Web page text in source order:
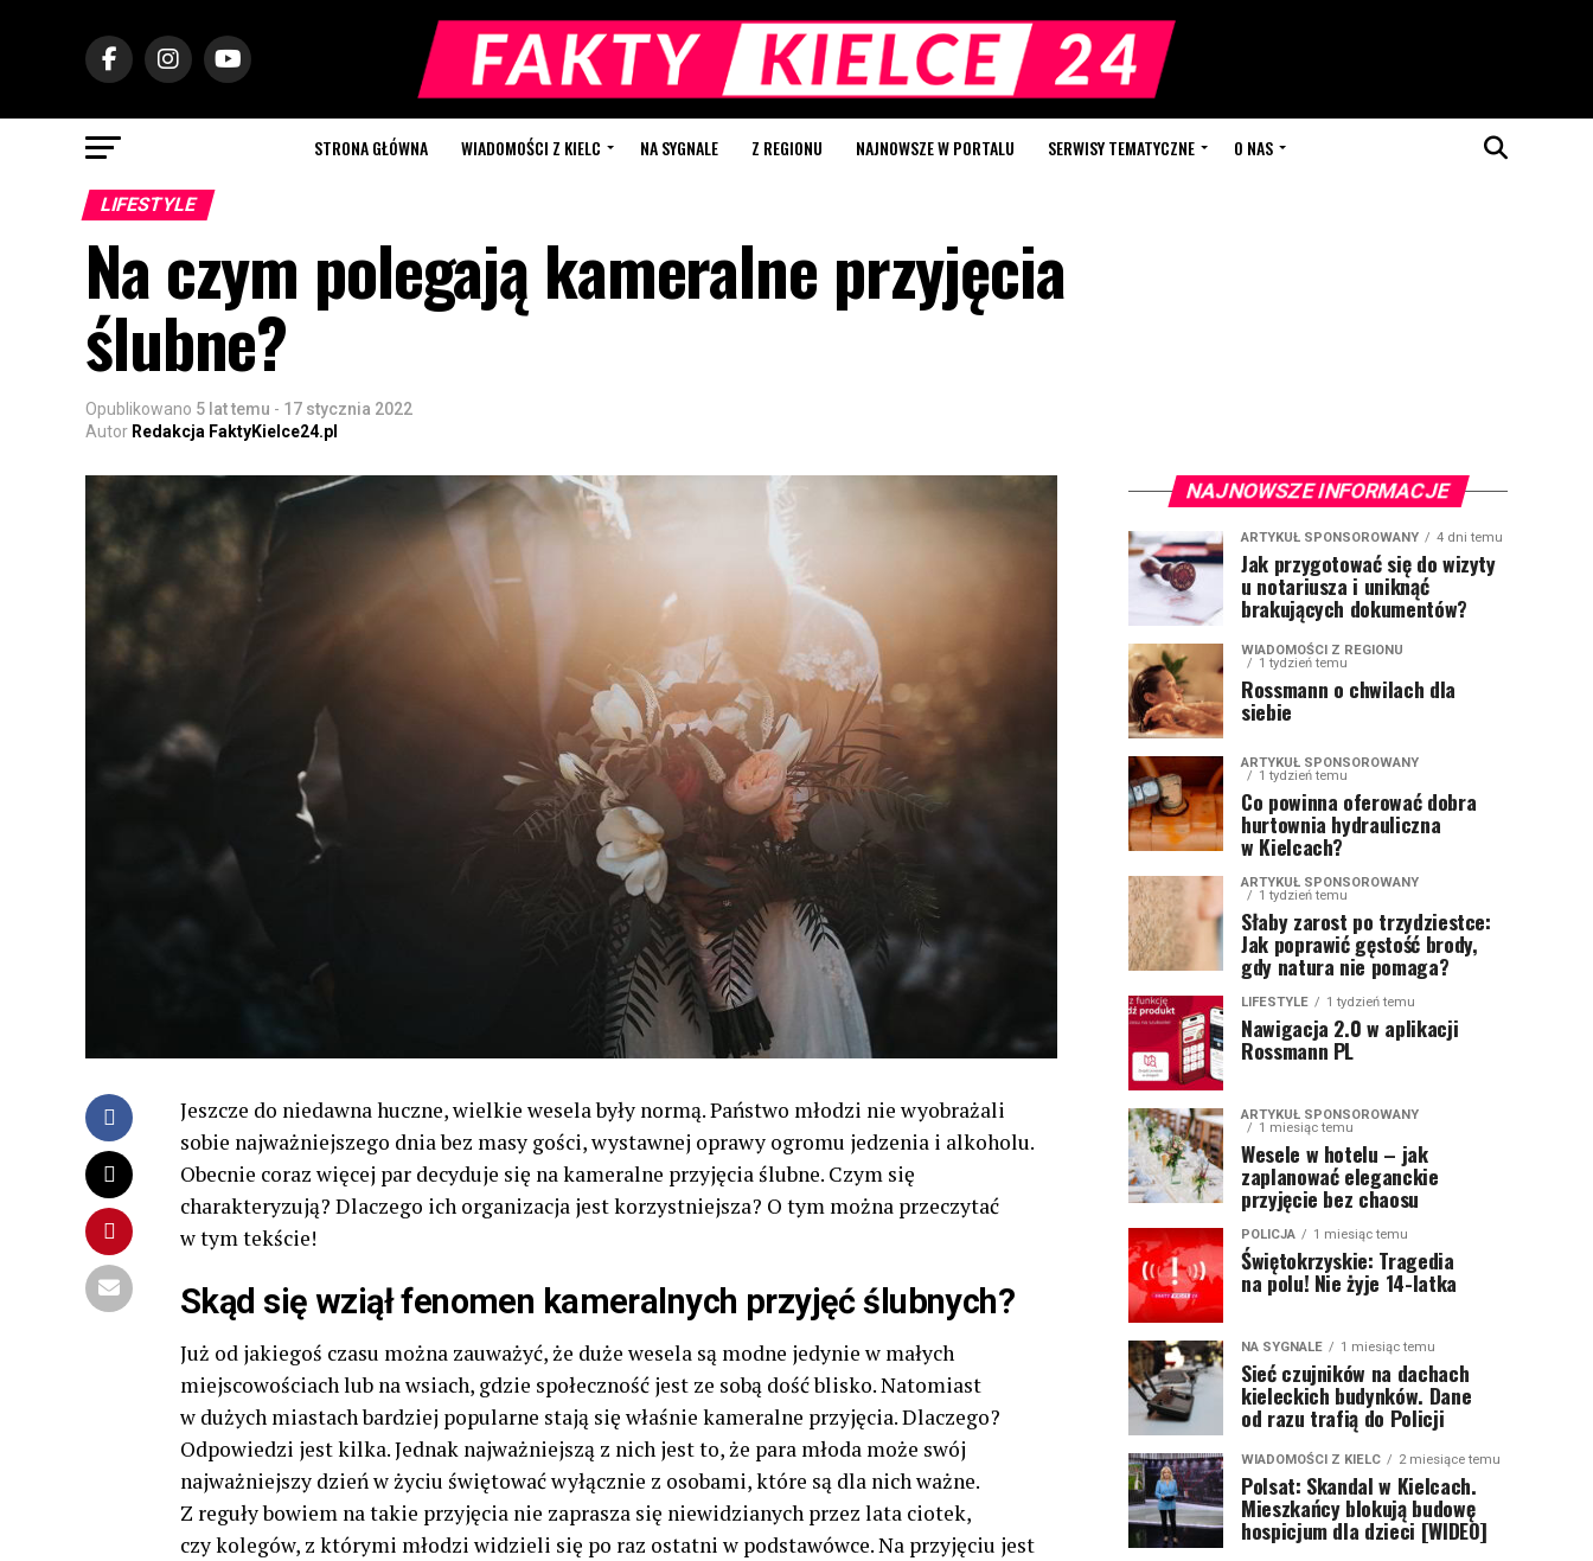
STRONA GŁÓWNA WIADOMOŚCI Z KIELC NA SYGNALE Z REGIONU NAJNOWSZE W PORTALU SERWISY TEMATYCZNE O NAS
LIFESTYLE
Na czym polegają kameralne przyjęcia
ślubne?
Opublikowano 5 lat temu - 17 stycznia 2022
Autor Redakcja FaktyKielce24.pl
Jeszcze do niedawna huczne, wielkie wesela były normą. Państwo młodzi nie wyobrażali
sobie najważniejszego dnia bez masy gości, wystawnej oprawy ogromu jedzenia i alkoholu.
Obecnie coraz więcej par decyduje się na kameralne przyjęcia ślubne. Czym się
charakteryzują? Dlaczego ich organizacja jest korzystniejsza? O tym można przeczytać
w tym tekście!
Skąd się wziął fenomen kameralnych przyjęć ślubnych?
Już od jakiegoś czasu można zauważyć, że duże wesela są modne jedynie w małych
miejscowościach lub na wsiach, gdzie społeczność jest ze sobą dość blisko. Natomiast
w dużych miastach bardziej popularne stają się właśnie kameralne przyjęcia. Dlaczego?
Odpowiedzi jest kilka. Jednak najważniejszą z nich jest to, że para młoda może swój
najważniejszy dzień w życiu świętować wyłącznie z osobami, które są dla nich ważne.
Z reguły bowiem na takie przyjęcia nie zaprasza się niewidzianych przez lata ciotek,
czy kolegów, z którymi młodzi widzieli się po raz ostatni w podstawówce. Na przyjęciu jest
NAJNOWSZE INFORMACJE
ARTYKUŁ SPONSOROWANY 4 dni temu
Jak przygotować się do wizyty
u notariusza i uniknąć
brakujących dokumentów?
WIADOMOŚCI Z REGIONU
1 tydzień temu
Rossmann o chwilach dla
siebie
ARTYKUŁ SPONSOROWANY
1 tydzień temu
Co powinna oferować dobra
hurtownia hydrauliczna
w Kielcach?
ARTYKUŁ SPONSOROWANY
1 tydzień temu
Słaby zarost po trzydziestce:
Jak poprawić gęstość brody,
gdy natura nie pomaga?
LIFESTYLE 1 tydzień temu
Nawigacja 2.0 w aplikacji
Rossmann PL
ARTYKUŁ SPONSOROWANY
1 miesiąc temu
Wesele w hotelu – jak
zaplanować eleganckie
przyjęcie bez chaosu
POLICJA 1 miesiąc temu
Świętokrzyskie: Tragedia
na polu! Nie żyje 14-latka
NA SYGNALE 1 miesiąc temu
Sieć czujników na dachach
kieleckich budynków. Dane
od razu trafią do Policji
WIADOMOŚCI Z KIELC 2 miesiące temu
Polsat: Skandal w Kielcach.
Mieszkańcy blokują budowę
hospicjum dla dzieci [WIDEO]